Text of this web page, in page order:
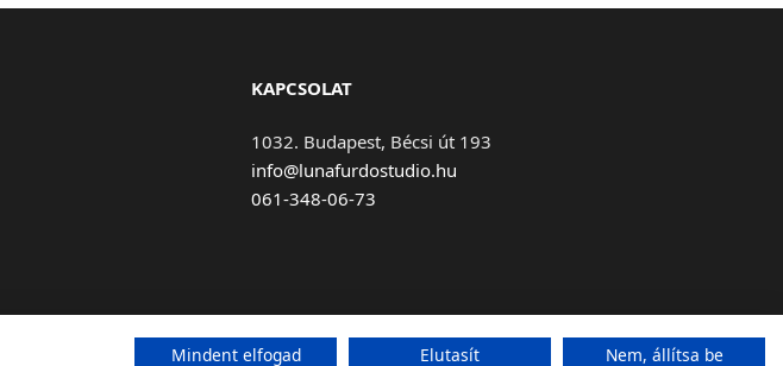
KAPCSOLAT
1032. Budapest, Bécsi út 193
info@lunafurdostudio.hu
061-348-06-73
Mindent elfogad Elutasít Nem, állítsa be